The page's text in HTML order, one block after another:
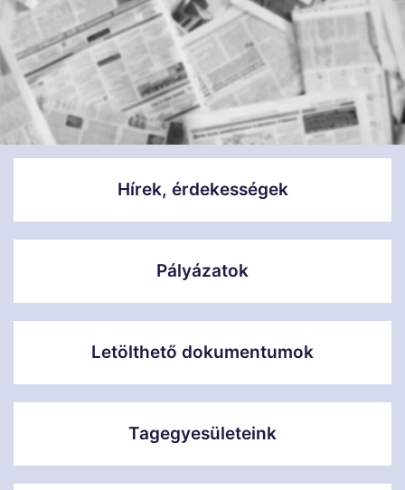
Hírek, érdekességek
Pályázatok
Letölthető dokumentumok
Tagegyesületeink